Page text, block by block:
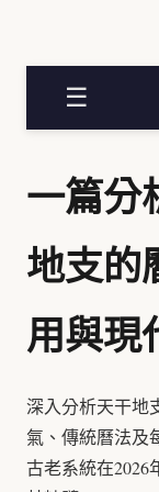
☰
一篇分
地支的
用與現
深入分析天干地
氣、傳統曆法及
古老系統在2026